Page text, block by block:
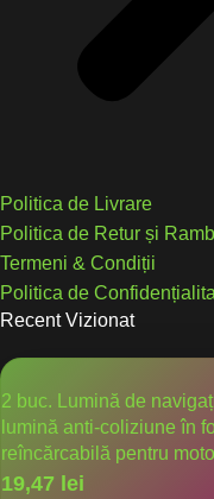
Politica de Livrare
Politica de Retur și
Termeni & Condiții
Politica de
Recent Vizionat
2 buc. Lumină de
lumină anti-coliziune în
reîncărcabilă pentru
19,47 lei